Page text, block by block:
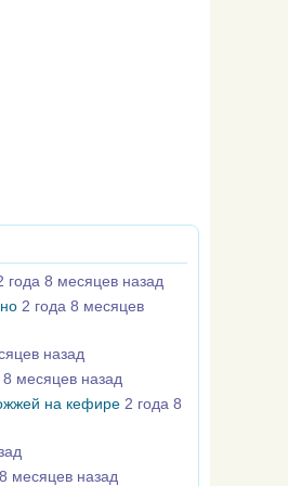
года 8 месяцев назад
2 года 8 месяцев
назад
8 месяцев назад
на кефире 2 года 8
месяцев назад